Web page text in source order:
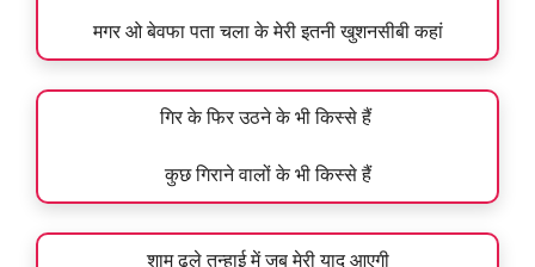
मगर ओ बेवफा पता चला के मेरी इतनी खुशनसीबी कहां
गिर के फिर उठने के भी किस्से हैं
कुछ गिराने वालों के भी किस्से हैं
शाम ढले तन्हाई में जब मेरी याद आएगी